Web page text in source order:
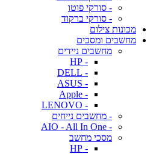
- סורקי פוטו
- סורקי ברקוד
מכונות צילום
מחשבים ומסכים
מחשבים ניידים
- HP
- DELL
- ASUS
- Apple
- LENOVO
- מחשבים נייחים
- AIO - All In One
מסכי מחשב
- HP